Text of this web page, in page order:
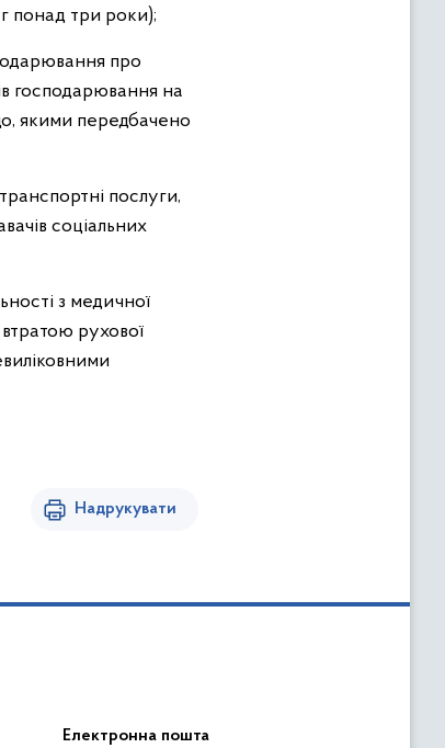
понад три роки);
про
господарювання на
якими передбачено
послуги,
соціальних
з медичної
рухової
Надрукувати
Електронна пошта